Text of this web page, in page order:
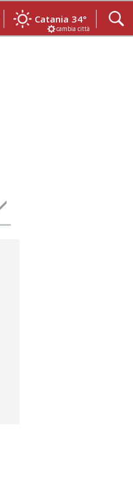
Catania 34°
cambia città